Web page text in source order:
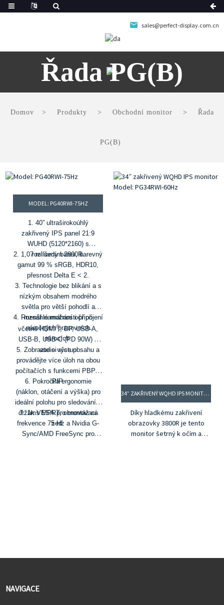
sales@perfect-display.com.cn
Řada PG(B)
Domov Produkty Obchodní monitor Řada
PG(B)
MODEL: PG40RWI-75HZ
1. 40” ultraširokoúhlý
zakřivený IPS panel 21:9
WUHD (5120*2160) s
rozlišením 2800R.
2. 1,07 miliardy barev, barevný
gamut 99 % sRGB, HDR10,
přesnost Delta E < 2.
3. Technologie bez blikání a s
nízkým obsahem modrého
světla pro větší pohodlí a
menší namáhání očí při
náročných pracovních
nárocích.
4. Rozsáhlé možnosti připojení
včetně HDMI®, DP, USB-A,
USB-B, USB-C (PD 90W) a
audio výstup
5. Zobrazte si více obsahu a
provádějte více úloh na obou
počítačích s funkcemi PBP a
PIP.
6. Pokročilá ergonomie
(náklon, otáčení a výška) pro
ideální polohu pro sledování a
držák VESA pro montáž na
zeď.
7. 1ms MPRT, obnovovací
frekvence 75 Hz a Nvidia G-
Sync/AMD FreeSync pro
34” ZAKŘIVENÝ WQHD IPS MONITOR MODEL: PG34RWI-60HZ
Díky hladkému zakřivení
obrazovky 3800R je tento
monitor šetrný k očím a
NAVIGACE